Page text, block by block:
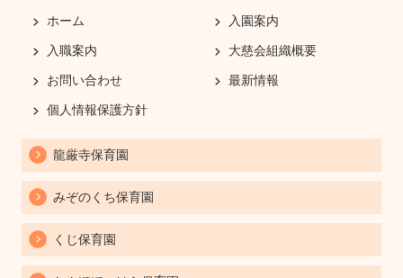
ホーム 入園案内
入職案内 大慈会組織概要
お問い合わせ 最新情報
個人情報保護方針
龍厳寺保育園
みぞのくち保育園
くじ保育園